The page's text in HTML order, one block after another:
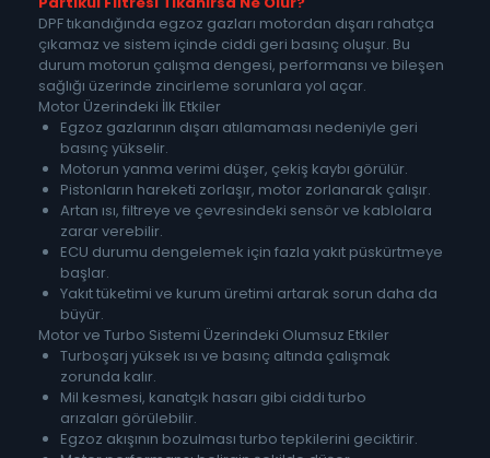
DPF tıkandığında egzoz gazları motordan dışarı rahatça
çıkamaz ve sistem içinde ciddi geri basınç oluşur. Bu
durum motorun çalışma dengesi, performansı ve bileşen
sağlığı üzerinde zincirleme sorunlara yol açar.
Motor Üzerindeki İlk Etkiler
Egzoz gazlarının dışarı atılamaması nedeniyle geri
basınç yükselir.
Motorun yanma verimi düşer, çekiş kaybı görülür.
Pistonların hareketi zorlaşır, motor zorlanarak çalışır.
Artan ısı, filtreye ve çevresindeki sensör ve kablolara
zarar verebilir.
ECU durumu dengelemek için fazla yakıt püskürtmeye
başlar.
Yakıt tüketimi ve kurum üretimi artarak sorun daha da
büyür.
Motor ve Turbo Sistemi Üzerindeki Olumsuz Etkiler
Turboşarj yüksek ısı ve basınç altında çalışmak
zorunda kalır.
Mil kesmesi, kanatçık hasarı gibi ciddi turbo
arızaları görülebilir.
Egzoz akışının bozulması turbo tepkilerini geciktirir.